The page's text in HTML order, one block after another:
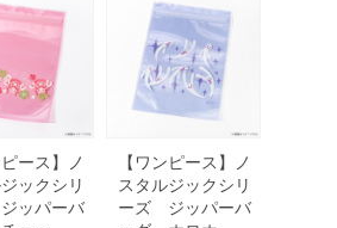
ピース】ノ
ックシリ
ッパーバ
【ワンピース】ノ
スタルジックシリ
ーズ ジッパーバ